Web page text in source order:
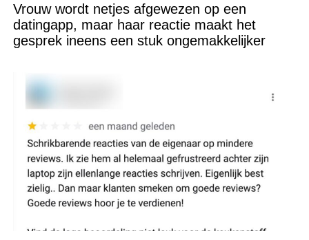
Vrouw wordt netjes afgewezen op een
datingapp, maar haar reactie maakt het
gesprek ineens een stuk ongemakkelijker